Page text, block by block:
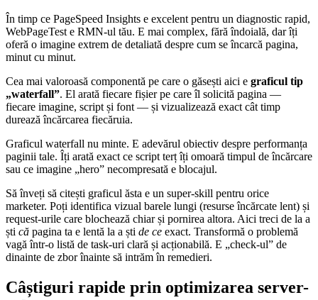
În timp ce PageSpeed Insights e excelent pentru un diagnostic rapid,
WebPageTest e RMN-ul tău. E mai complex, fără îndoială, dar îți
oferă o imagine extrem de detaliată despre cum se încarcă pagina,
minut cu minut.
Cea mai valoroasă componentă pe care o găsești aici e graficul tip
„waterfall”. El arată fiecare fișier pe care îl solicită pagina —
fiecare imagine, script și font — și vizualizează exact cât timp
durează încărcarea fiecăruia.
Graficul waterfall nu minte. E adevărul obiectiv despre performanța
paginii tale. Îți arată exact ce script terț îți omoară timpul de încărcare
sau ce imagine „hero” necompresată e blocajul.
Să înveți să citești graficul ăsta e un super-skill pentru orice
marketer. Poți identifica vizual barele lungi (resurse încărcate lent) și
request-urile care blochează chiar și pornirea altora. Aici treci de la a
ști că pagina ta e lentă la a ști de ce exact. Transformă o problemă
vagă într-o listă de task-uri clară și acționabilă. E „check-ul” de
dinainte de zbor înainte să intrăm în remedieri.
Câștiguri rapide prin optimizarea server-